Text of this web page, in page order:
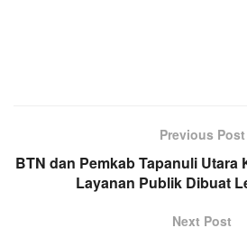
Previous Post
BTN dan Pemkab Tapanuli Utara
Layanan Publik Dibuat
Next Post